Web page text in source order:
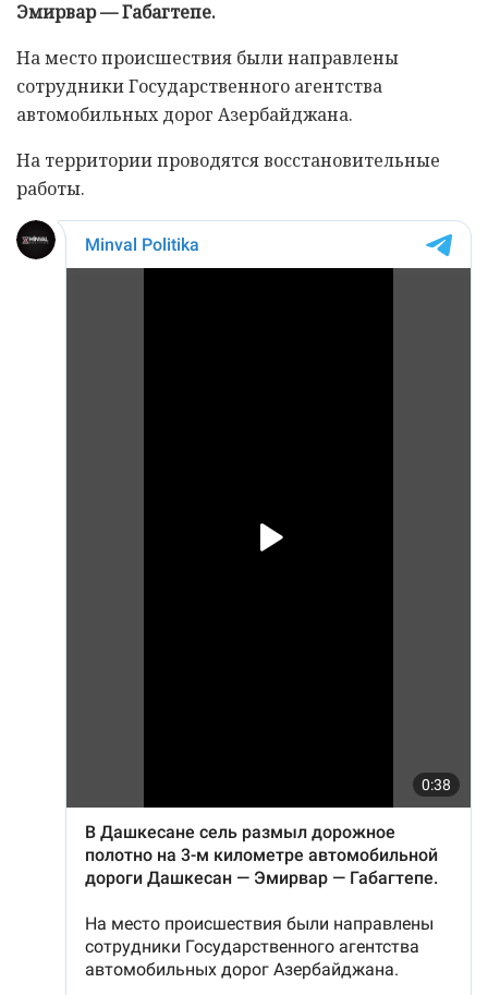
Эмирвар — Габагтепе.
На место происшествия были направлены
сотрудники Государственного агентства
автомобильных дорог Азербайджана.
На территории проводятся восстановительные
работы.